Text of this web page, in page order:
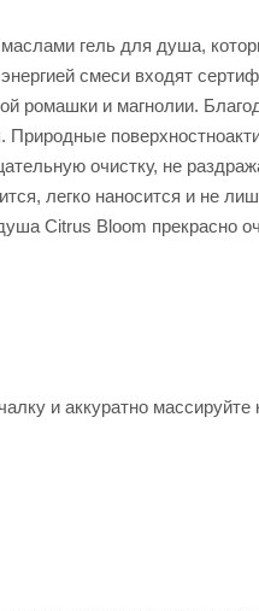
гель для душа,
смеси входят
ромашки и магнолии.
очистку, не
легко наносится и не
Citrus Bloom прекрасно
и аккуратно